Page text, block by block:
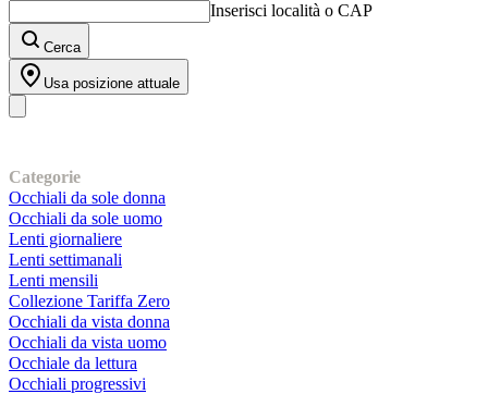
Inserisci località o CAP
Cerca
Usa posizione attuale
Categorie
Occhiali da sole donna
Occhiali da sole uomo
Lenti giornaliere
Lenti settimanali
Lenti mensili
Collezione Tariffa Zero
Occhiali da vista donna
Occhiali da vista uomo
Occhiale da lettura
Occhiali progressivi